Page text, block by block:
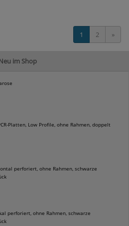
im Shop
Platten, Low Profile, ohne Rahmen, doppelt
perforiert, ohne Rahmen, schwarze
perforiert, ohne Rahmen, schwarze
1 2 »